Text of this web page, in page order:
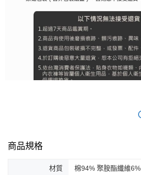
商品規格
材質 棉94% 聚胺酯纖維6%